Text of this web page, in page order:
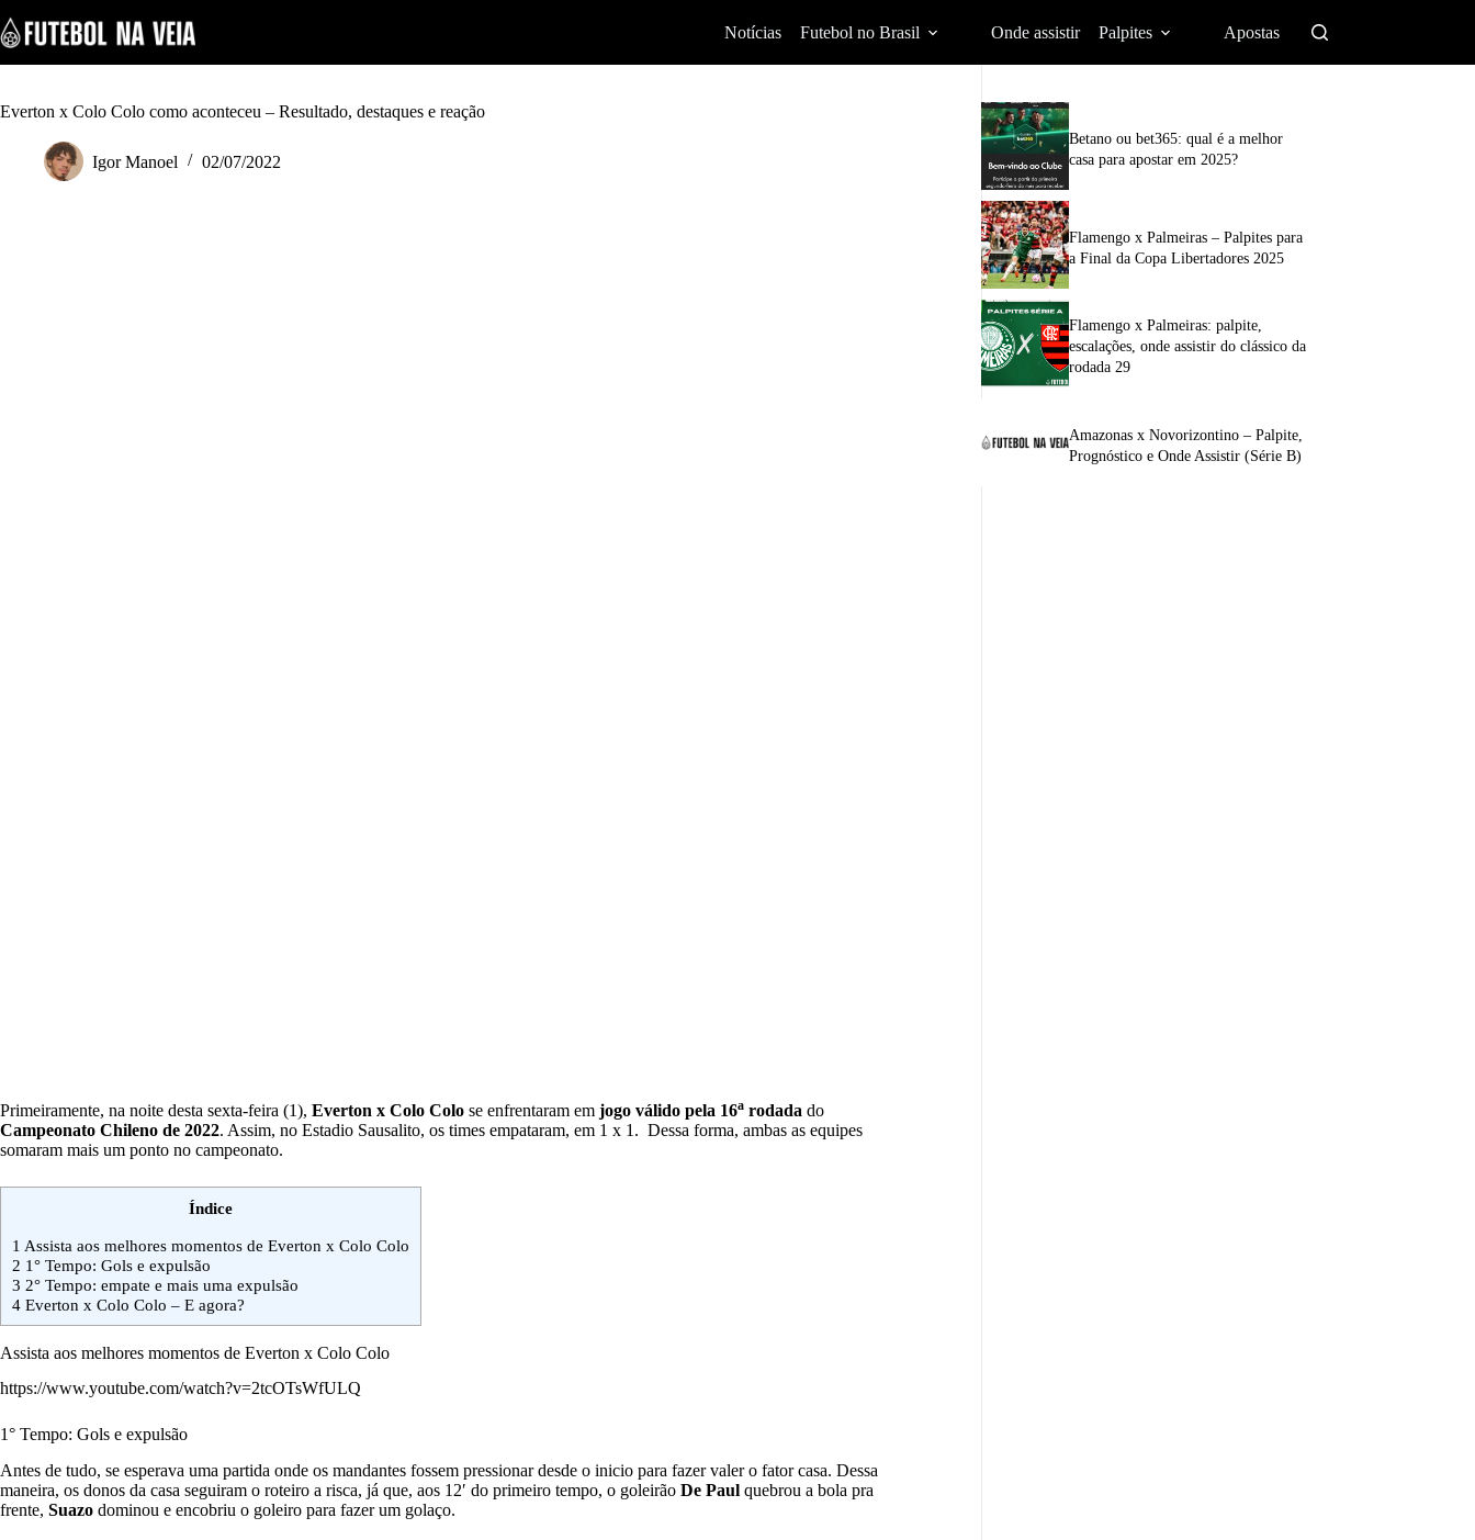
k
i
p
o
Notícias Futebol no Brasil Onde assistir Palpites Apostas
Everton x Colo Colo como aconteceu – Resultado, destaques e reação
Igor Manoel 02/07/2022
Primeiramente, na noite desta sexta-feira (1), Everton x Colo Colo se enfrentaram em jogo válido pela 16a rodada do
Campeonato Chileno de 2022. Assim, no Estadio Sausalito, os times empataram, em 1 x 1. Dessa forma, ambas as equipes
somaram mais um ponto no campeonato.
Índice
1 Assista aos melhores momentos de Everton x Colo Colo
2 1° Tempo: Gols e expulsão
3 2° Tempo: empate e mais uma expulsão
4 Everton x Colo Colo – E agora?
Assista aos melhores momentos de Everton x Colo Colo
https://www.youtube.com/watch?v=2tcOTsWfULQ
1° Tempo: Gols e expulsão
Antes de tudo, se esperava uma partida onde os mandantes fossem pressionar desde o inicio para fazer valer o fator casa. Dessa
maneira, os donos da casa seguiram o roteiro a risca, já que, aos 12′ do primeiro tempo, o goleirão De Paul quebrou a bola pra
frente, Suazo dominou e encobriu o goleiro para fazer um golaço.
Betano ou bet365: qual é a melhor
casa para apostar em 2025?
Flamengo x Palmeiras – Palpites para
a Final da Copa Libertadores 2025
Flamengo x Palmeiras: palpite,
escalações, onde assistir do clássico da
rodada 29
Amazonas x Novorizontino – Palpite,
Prognóstico e Onde Assistir (Série B)